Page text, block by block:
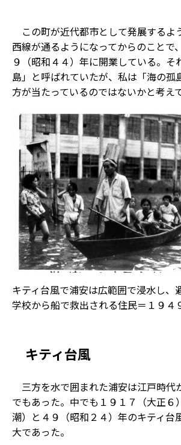
この町が近代都市として発展するよ
西線が通るようになってからのことで
９（昭和４４）年に開業している。そ
島」と呼ばれていたが、私は「海の孤
方が当たっているのではないかと考え
キティ台風で浦安は広範囲で浸水し、
学校から船で救出される住民＝１９４
キティ台風
三方を水で囲まれた浦安は江戸時代
でもあった。中でも１９１７（大正６
潮）と４９（昭和２４）年のキティ台
大であった。